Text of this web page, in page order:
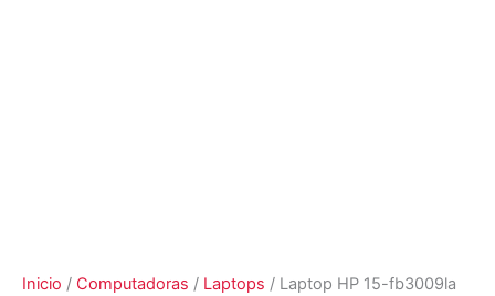
Inicio / Computadoras / Laptops / Laptop HP 15-fb3009la